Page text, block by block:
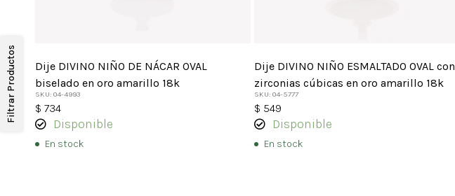
Filtrar Productos
Dije DIVINO NIÑO DE NÁCAR OVAL
biselado en oro amarillo 18k
SKU: 04-4993
$ 734
Disponible
En stock
Dije DIVINO NIÑO ESMALTADO OVAL con
zirconias cúbicas en oro amarillo 18k
SKU: 04-5777
$ 549
Disponible
En stock